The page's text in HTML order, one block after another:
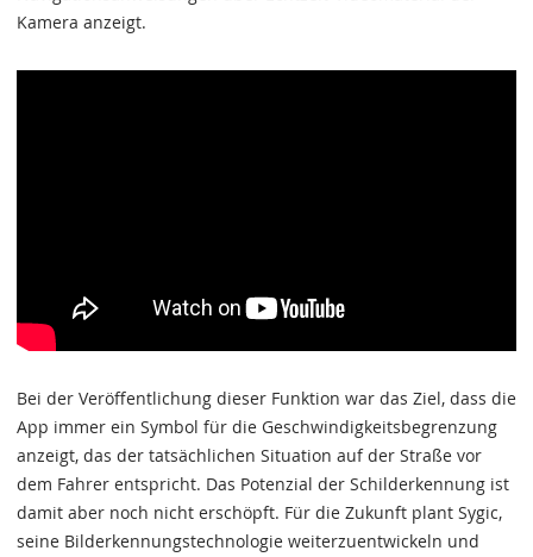
Kamera anzeigt.
Bei der Veröffentlichung dieser Funktion war das Ziel, dass die
App immer ein Symbol für die Geschwindigkeitsbegrenzung
anzeigt, das der tatsächlichen Situation auf der Straße vor
dem Fahrer entspricht. Das Potenzial der Schilderkennung ist
damit aber noch nicht erschöpft. Für die Zukunft plant Sygic,
seine Bilderkennungstechnologie weiterzuentwickeln und